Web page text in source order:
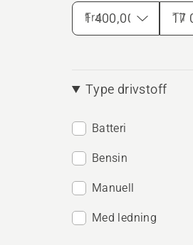
Fra Til
Type drivstoff
Batteri
Bensin
Manuell
Med ledning